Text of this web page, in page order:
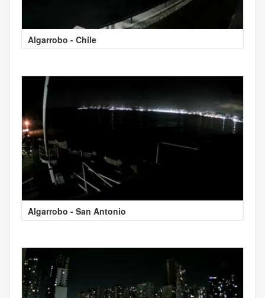
Algarrobo - Chile
Algarrobo - San Antonio